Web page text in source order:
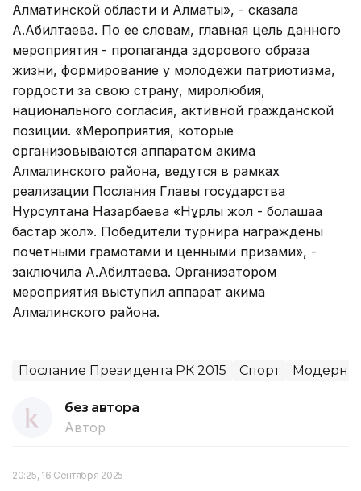
Алматинской области и Алматы», - сказала
А.Абилтаева. По ее словам, главная цель данного
мероприятия - пропаганда здорового образа
жизни, формирование у молодежи патриотизма,
гордости за свою страну, миролюбия,
национального согласия, активной гражданской
позиции. «Мероприятия, которые
организовываются аппаратом акима
Алмалинского района, ведутся в рамках
реализации Послания Главы государства
Нурсултана Назарбаева «Нұрлы жол - болашаққа
бастар жол». Победители турнира награждены
почетными грамотами и ценными призами», -
заключила А.Абилтаева. Организатором
мероприятия выступил аппарат акима
Алмалинского района.
Послание Президента РК 2015 Спорт
без автора
Автор
20:25, 16 Сентября 2025